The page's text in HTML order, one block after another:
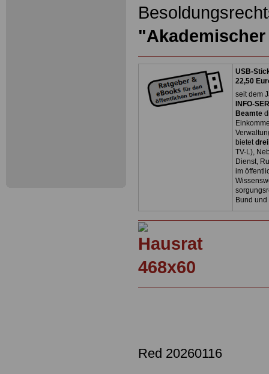
USB-
22,50
seit dem
INFO-
Beamte
bietet
TV-L),
Dienst,
im
Bund
Red 20260116